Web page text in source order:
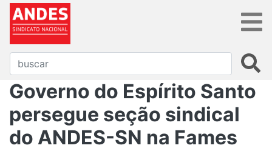
Governo do Espírito Santo
persegue seção sindical
do ANDES-SN na Fames